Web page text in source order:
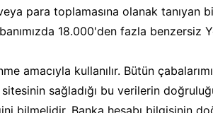
para toplamasına olanak tanıyan
18.000'den fazla benzersiz
amacıyla kullanılır. Bütün
sağladığı bu verilerin